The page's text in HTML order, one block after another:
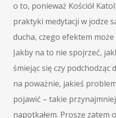
o to, ponieważ Kościół
praktyki medytacji w jodze
ducha, czego efektem
Jakby na to nie spojrzeć,
śmiejąc się czy podchodząc
na poważnie, jakieś
pojawić – takie
napotkałem. Proszę zatem